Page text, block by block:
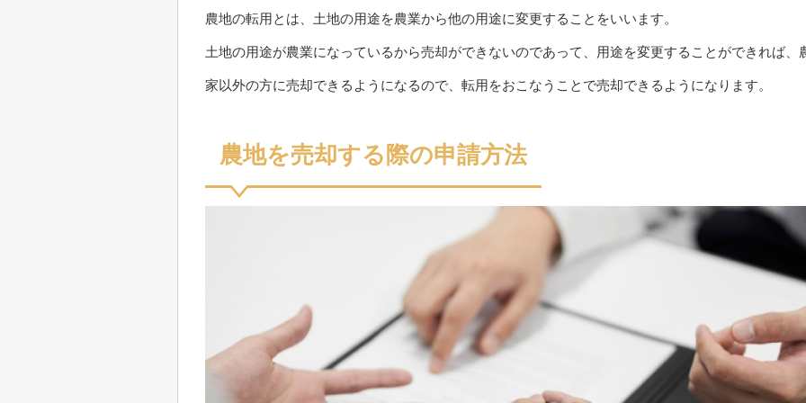
農地の転用とは、土地の用途を農業から他の用途に変更することをいいます。
土地の用途が農業になっているから売却ができないのであって、用途を変更することができれば、
家以外の方に売却できるようになるので、転用をおこなうことで売却できるようになります。
農地を売却する際の申請方法